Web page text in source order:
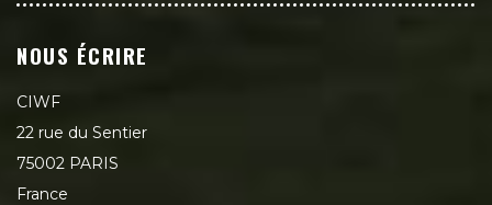
NOUS ÉCRIRE
CIWF
22 rue du Sentier
75002 PARIS
France